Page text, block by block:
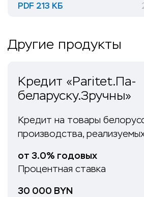
PDF 213 КБ
Другие продукты
Кредит «Paritet.Па-
беларуску.Зручны»
Кредит на товары
производства,
от 3.0% годовых
Процентная ставка
30 000 BYN